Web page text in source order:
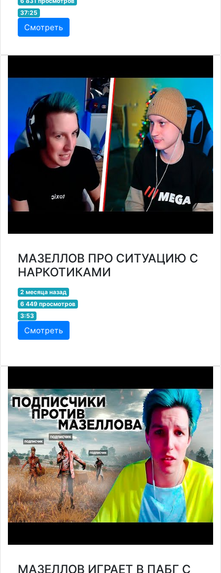
37:25
Смотреть
МАЗЕЛЛОВ ПРО СИТУАЦИЮ С
НАРКОТИКАМИ
2 месяца назад
6 449 просмотров
3:53
Смотреть
МАЗЕЛЛОВ ИГРАЕТ В ПАБГ С